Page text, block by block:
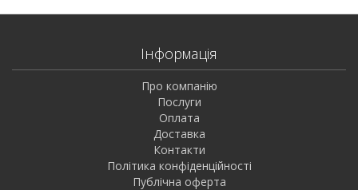
Інформація
Про компанію
Послуги
Оплата
Доставка
Контакти
Політика конфіденційності
Публічна оферта